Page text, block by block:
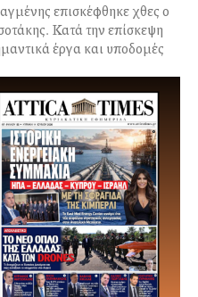
επισκέφθηκε χθες ο
Κατά την επίσκεψη
έργα και υποδομές